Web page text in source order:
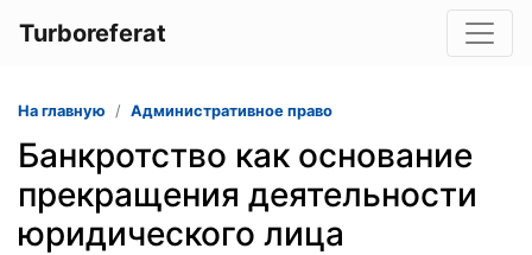
Turboreferat
На главную Административное право
Банкротство как основание
прекращения деятельности
юридического лица